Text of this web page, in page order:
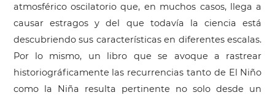
atmosférico oscilatorio que, en muchos casos, llega a
causar estragos y del que todavía la ciencia está
descubriendo sus características en diferentes escalas.
Por lo mismo, un libro que se avoque a rastrear
historiográficamente las recurrencias tanto de El Niño
como la Niña resulta pertinente no solo desde un